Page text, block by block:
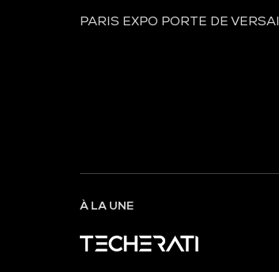
PARIS EXPO PORTE DE
À LA UNE